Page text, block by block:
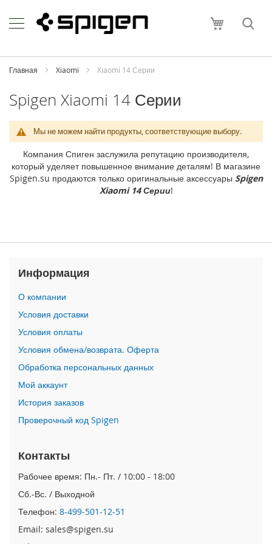
to
Content
Моя
h
o
i
P
h
e
1
M
P
h
o
n
e
1
7
P
r
o
i
o
n
e
A
i
r
Главная Xiaomi Xiaomi 14 Серии
Spigen Xiaomi 14 Серии
Мы не можем найти продукты, соответствующие выбору.
Компания Спиген заслужила репутацию производителя,
который уделяет повышенное внимание деталям! В магазине
Spigen.su продаются только оригинальные аксессуары Spigen
Xiaomi 14 Серии!
Информация
О компании
Условия доставки
Условия оплаты
Условия обмена/возврата. Оферта
Обработка персональных данных
Мой аккаунт
История заказов
Проверочный код Spigen
Контакты
Рабочее время: Пн.- Пт. / 10:00 - 18:00
Сб.-Вс. / Выходной
Телефон: 8-499-501-12-51
Email: sales@spigen.su